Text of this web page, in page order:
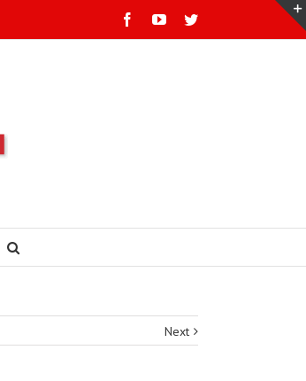
Facebook
YoutubeTwitter
Next